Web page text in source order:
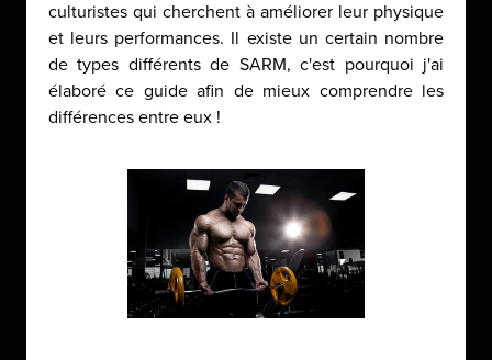
culturistes qui cherchent à améliorer leur physique
et leurs performances. Il existe un certain nombre
de types différents de SARM, c'est pourquoi j'ai
élaboré ce guide afin de mieux comprendre les
différences entre eux !